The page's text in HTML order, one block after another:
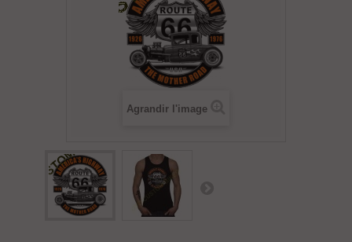
Agrandir l'image